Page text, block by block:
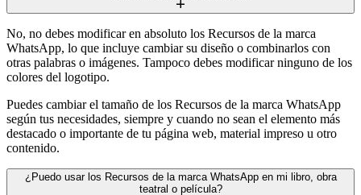
No, no debes modificar en absoluto los Recursos de la marca
WhatsApp, lo que incluye cambiar su diseño o combinarlos con
otras palabras o imágenes. Tampoco debes modificar ninguno de los
colores del logotipo.
Puedes cambiar el tamaño de los Recursos de la marca WhatsApp
según tus necesidades, siempre y cuando no sean el elemento más
destacado o importante de tu página web, material impreso u otro
contenido.
¿Puedo usar los Recursos de la marca WhatsApp en mi libro, obra
teatral o película?